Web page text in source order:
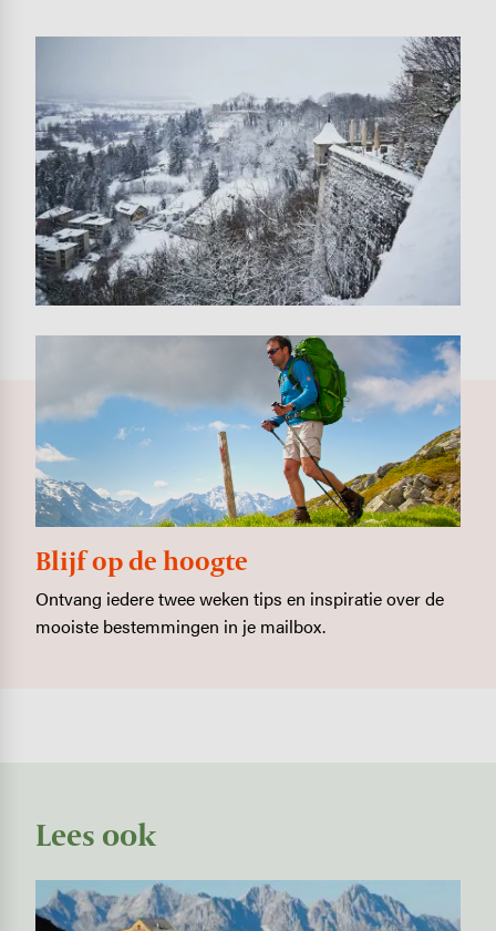
Blijf op de hoogte
Ontvang iedere twee weken tips en inspiratie over de
mooiste bestemmingen in je mailbox.
Lees ook
Image